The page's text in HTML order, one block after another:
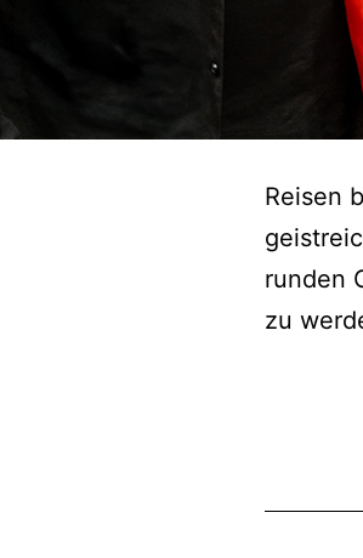
Reisen
runden
zu